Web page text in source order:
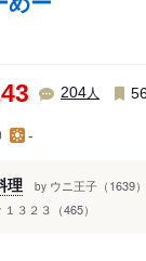
204人
-
理 by ウニ王子（1639）
１３２３（465）